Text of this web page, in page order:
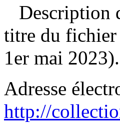
Description
titre du fichier
1er mai
Adresse
http://